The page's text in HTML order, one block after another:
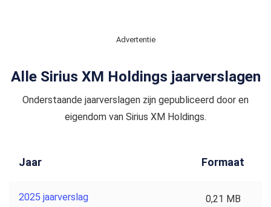
Advertentie
Alle Sirius XM Holdings jaarverslagen
Onderstaande jaarverslagen zijn gepubliceerd door en
eigendom van Sirius XM Holdings.
Jaar Formaat
2025 jaarverslag 0,21 MB